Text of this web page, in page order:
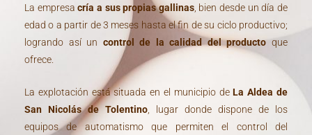
La empresa cría a sus propias gallinas, bien desde un día de
edad o a partir de 3 meses hasta el fin de su ciclo productivo;
logrando así un control de la calidad del productoque
ofrece.
La explotación está situada en el municipio deLa Aldea de
San Nicolás de Tolentino , lugar donde dispone de los
equipos de automatismo que permiten el control del